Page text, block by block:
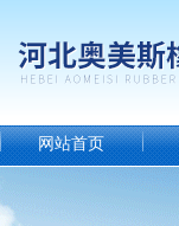
网站首页